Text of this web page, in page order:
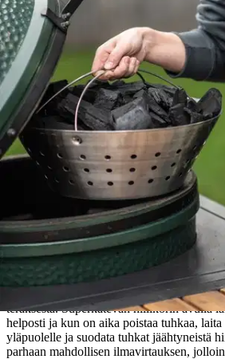
Etu ei koske Suuri‑lisäpalvelulla
Tarkista
Ei saatavilla
Tuotekuvaus
Hiilikori Big Green Egg Mediumille.
teräksestä. Superkätevän hiilikorin avulla
helposti ja kun on aika poistaa tuhkaa,
yläpuolelle ja suodata tuhkat jäähtyneistä
parhaan mahdollisen ilmavirtauksen,